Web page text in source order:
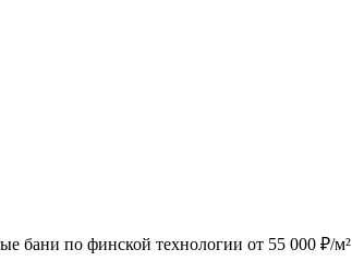
бани по финской технологии от 55 000 ₽/м²